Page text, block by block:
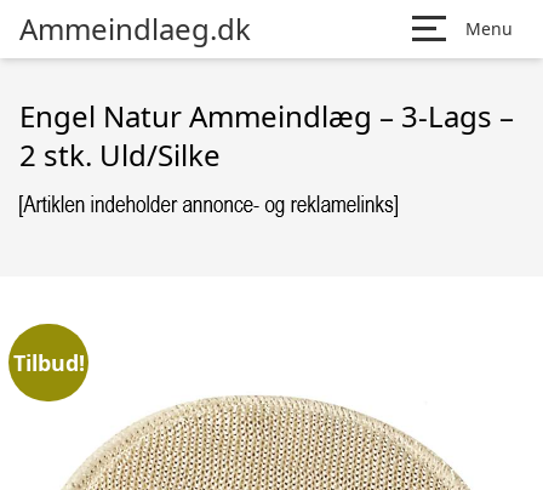
Ammeindlaeg.dk Menu
Engel Natur Ammeindlæg – 3-Lags –
2 stk. Uld/Silke
Tilbud!